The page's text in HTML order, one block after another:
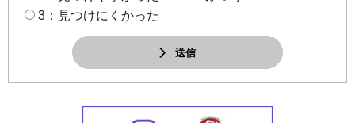
3：見つけにくかった
送信